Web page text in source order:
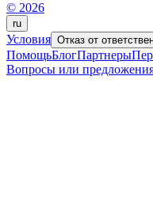
© 2026
ru
Условия Отказ от
ПомощьБлогПартнеры
Вопросы или